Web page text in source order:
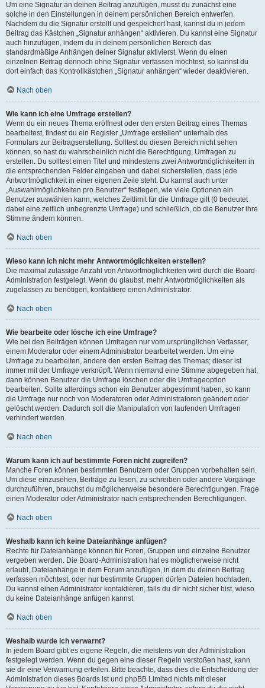
Um eine Signatur an deinen Beitrag anzufügen, musst du zunächst eine
solche in den Einstellungen in deinem persönlichen Bereich entwerfen.
Nachdem du die Signatur erstellt und gespeichert hast, kannst du in jedem
Beitrag das Kästchen „Signatur anhängen“ aktivieren. Du kannst eine Signatur
auch hinzufügen, indem du in deinem persönlichen Bereich das
standardmäßige Anhängen deiner Signatur aktivierst. Wenn du einen
einzelnen Beitrag dennoch ohne Signatur verfassen möchtest, so kannst du
dort einfach das Kontrollkästchen „Signatur anhängen“ wieder deaktivieren.
Nach oben
Wie kann ich eine Umfrage erstellen?
Wenn du ein neues Thema eröffnest oder den ersten Beitrag eines Themas
bearbeitest, findest du ein Register „Umfrage erstellen“ unterhalb des
Formulars zur Beitragserstellung. Solltest du diesen Bereich nicht sehen
können, so hast du wahrscheinlich nicht die Berechtigung, Umfragen zu
erstellen. Du solltest einen Titel und mindestens zwei Antwortmöglichkeiten in
die entsprechenden Felder eingeben und dabei sicherstellen, dass jede
Antwortmöglichkeit in einer eigenen Zeile steht. Du kannst auch unter
„Auswahlmöglichkeiten pro Benutzer“ festlegen, wie viele Optionen ein
Benutzer auswählen kann, welches Zeitlimit für die Umfrage gilt (0 bedeutet
dabei eine zeitlich unbegrenzte Umfrage) und schließlich, ob die Benutzer ihre
Stimme ändern können.
Nach oben
Wieso kann ich nicht mehr Antwortmöglichkeiten erstellen?
Die maximal zulässige Anzahl von Antwortmöglichkeiten wird durch die Board-
Administration festgelegt. Wenn du glaubst, mehr Antwortmöglichkeiten als
zugelassen zu benötigen, kontaktiere einen Administrator.
Nach oben
Wie bearbeite oder lösche ich eine Umfrage?
Wie bei den Beiträgen können Umfragen nur vom ursprünglichen Verfasser,
einem Moderator oder einem Administrator bearbeitet werden. Um eine
Umfrage zu bearbeiten, ändere den ersten Beitrag des Themas; dieser ist
immer mit der Umfrage verknüpft. Wenn niemand eine Stimme abgegeben hat,
dann können Benutzer die Umfrage löschen oder die Umfrageoption
bearbeiten. Sollte allerdings schon ein Benutzer abgestimmt haben, so kann
die Umfrage nur noch von Moderatoren oder Administratoren geändert oder
gelöscht werden. Dadurch soll die Manipulation von laufenden Umfragen
verhindert werden.
Nach oben
Warum kann ich auf bestimmte Foren nicht zugreifen?
Manche Foren können bestimmten Benutzern oder Gruppen vorbehalten sein.
Um diese einzusehen, Beiträge zu lesen, zu schreiben oder andere Vorgänge
durchzuführen, brauchst du möglicherweise besondere Berechtigungen. Frage
einen Moderator oder Administrator nach entsprechenden Berechtigungen.
Nach oben
Weshalb kann ich keine Dateianhänge anfügen?
Rechte für Dateianhänge können für Foren, Gruppen und einzelne Benutzer
vergeben werden. Die Board-Administration hat es möglicherweise nicht
erlaubt, Dateianhänge in dem Forum anzufügen, in dem du deinen Beitrag
verfassen möchtest, oder nur bestimmte Gruppen dürfen Dateien hochladen.
Du kannst einen Administrator kontaktieren, falls du dir nicht sicher bist, wieso
du keine Dateianhänge anfügen kannst.
Nach oben
Weshalb wurde ich verwarnt?
In jedem Board gibt es eigene Regeln, die meistens von der Administration
festgelegt werden. Wenn du gegen eine dieser Regeln verstoßen hast, kann
sie dir eine Verwarnung erteilen. Bitte beachte, dass dies die Entscheidung der
Administration dieses Boards ist und phpBB Limited nichts mit dieser